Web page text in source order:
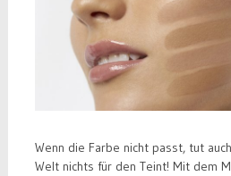
Wenn die Farbe nicht passt, tut
Welt nichts für den Teint! Mit dem